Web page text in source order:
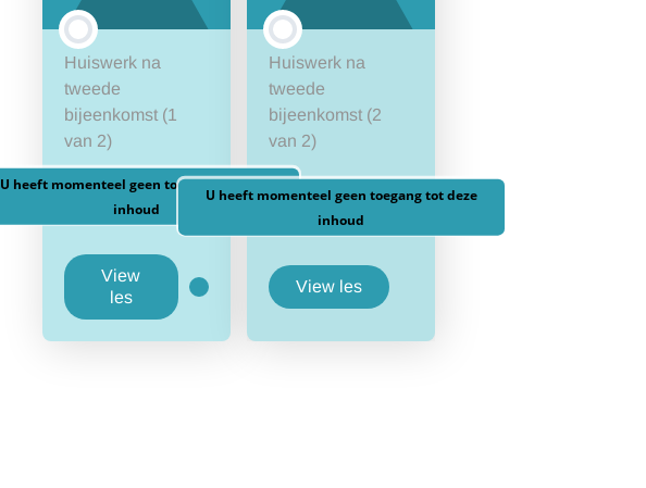
Huiswerk na
tweede
bijeenkomst (1
van 2)
U heeft momenteel geen toegang tot deze
inhoud
View
les
Huiswerk
(1
Huiswerk na
tweede
bijeenkomst (2
van 2)
U heeft momenteel geen toegang tot deze
inhoud
View les